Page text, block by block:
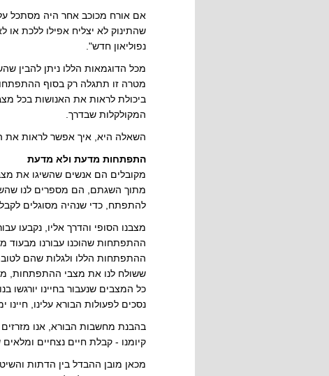
אם אורח מכוכב אחר היה מסתכל על
שהתינוק לא יצליח אפילו ללכת או
נפוליאון חדש".
מכל הדוגמאות הללו ניתן להבין
מטרה זו תתגלה רק בסוף
ביכולת לראות את האנושות בכל
המקולקלות שבדרך.
השאלה היא, איך אפשר לראות את
התפתחות מדעת ולא מדעת
מקובלים הם אנשים שהשיגו את
מתוך השגתם, הם מספרים לנו
להתפתח, כדי שנהיה מסוגלים
מצבנו הסופי והדרך אליו, נקבעו
ההתפתחות שהוכנו עבורנו מבעוד
ההתפתחות הללו ולגלות שהם
ששולח לנו את מצבי ההתפתחות,
כל המצבים שנעבור בחיינו יורגשו
נסכים לפעולות הבורא עלינו, חיינו
בהבנת מחשבות הבורא, אנו
קיומנו - קבלת חיים נצחיים ומלאים
מכאן מובן ההבדל בין הדתות